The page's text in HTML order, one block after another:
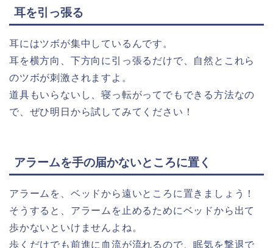
耳を引っ張る
耳にはツボが集中しているんです。
耳を横方向、下方向に引っ張るだけで、自然とこれら
のツボが刺激されますよ。
道具もいらないし、寝っ転がってでもできる方法なの
で、ぜひ明日から試してみてください！
アラームを手の届かないところに置く
アラームを、ベッドから遠いところに置きましょう！
そうすると、アラームを止めるためにベッドから出て
歩かないといけませんよね。
歩くだけでも前進に血流が流れるので、眠気を撃退で